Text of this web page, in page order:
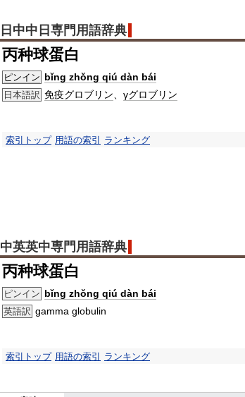
日中中日専門用語辞典
丙种球蛋白
ピンイン bǐng zhǒng qiú dàn bái
日本語訳 免疫グロブリン γグロブリン
索引トップ 用語の索引 ランキング
中英英中専門用語辞典
丙种球蛋白
ピンイン bǐng zhǒng qiú dàn bái
英語訳 gamma globulin
索引トップ 用語の索引 ランキング